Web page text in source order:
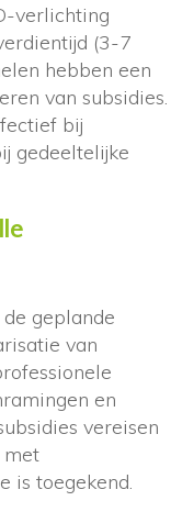
verlichting
(3-7
hebben een
van subsidies.
bij
gedeeltelijke
geplande
van
en
vereisen
met
is toegekend.